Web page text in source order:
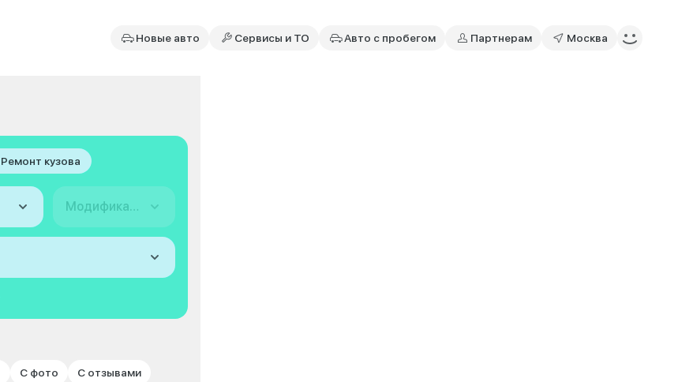
Новые авто Сервисы и ТО Авто с пробегом Партнерам Москва
Ремонт кузова
Модификация
С фото С отзывами